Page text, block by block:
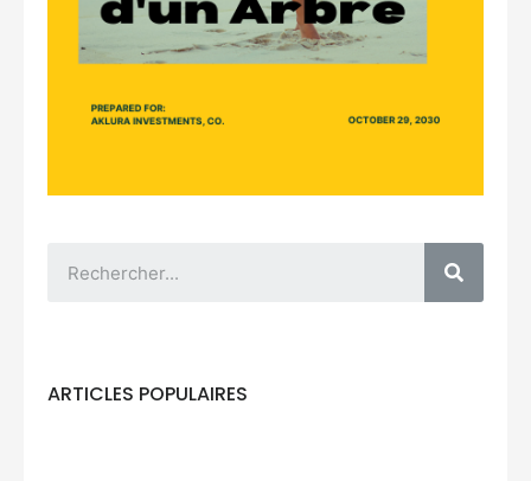
ARTICLES POPULAIRES